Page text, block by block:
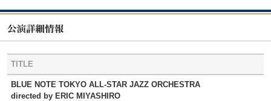
TITLE
BLUE NOTE TOKYO ALL-STAR JAZZ ORCHESTRA
directed by ERIC MIYASHIRO